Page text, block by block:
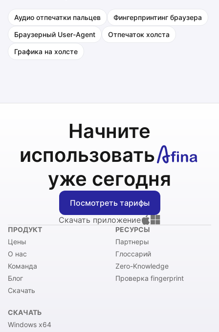
Аудио отпечатки пальцев Фингерпринтинг браузера
Браузерный User-Agent Отпечаток холста
Графика на холсте
Начните
использовать
уже сегодня
Посмотреть тарифы
Скачать приложение
ПРОДУКТ
Цены
О нас
Команда
Блог
Скачать
РЕСУРСЫ
Партнеры
Глоссарий
Zero-Knowledge
Проверка fingerprint
СКАЧАТЬ
Windows x64